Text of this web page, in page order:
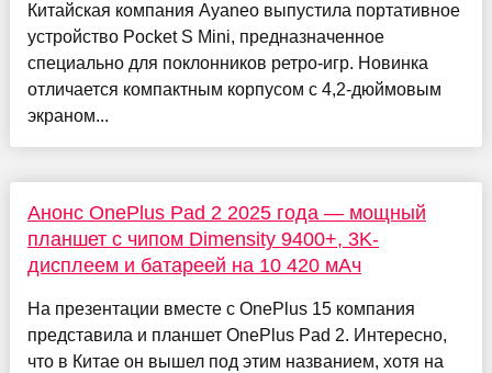
Китайская компания Ayaneo выпустила портативное
устройство Pocket S Mini, предназначенное
специально для поклонников ретро-игр. Новинка
отличается компактным корпусом с 4,2-дюймовым
экраном...
Анонс OnePlus Pad 2 2025 года — мощный
планшет с чипом Dimensity 9400+, 3K-
дисплеем и батареей на 10 420 мАч
На презентации вместе с OnePlus 15 компания
представила и планшет OnePlus Pad 2. Интересно,
что в Китае он вышел под этим названием, хотя на